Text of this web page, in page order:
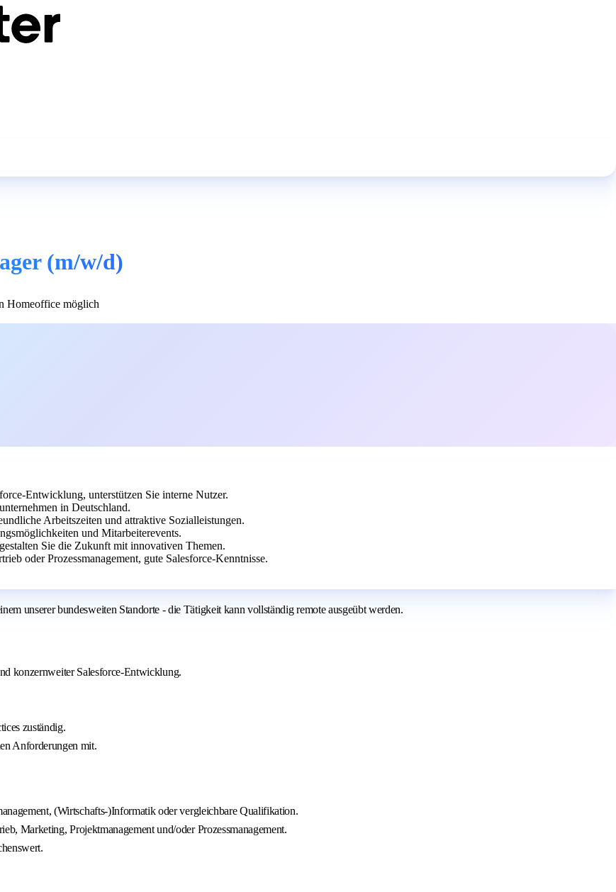
(m/w/d)
Homeoffice möglich
Entwicklung, unterstützen Sie interne Nutzer.
in Deutschland.
Arbeitszeiten und attraktive Sozialleistungen.
und Mitarbeiterevents.
Sie die Zukunft mit innovativen Themen.
oder Prozessmanagement, gute Salesforce-Kenntnisse.
unserer bundesweiten Standorte - die Tätigkeit kann vollständig remote ausgeübt werden.
konzernweiter Salesforce-Entwicklung.
zuständig.
Anforderungen mit.
(Wirtschafts-)Informatik oder vergleichbare Qualifikation.
Marketing, Projektmanagement und/oder Prozessmanagement.